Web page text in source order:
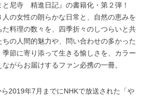
と尼寺 精進日記』の書籍化・第２弾！
の女性の朗らかな日常と、自然の恵みを
料理の数々を、四季折々のしつらいと共
の人間的魅力や、問い合わせの多かった
節に寄り添って生きる愉しさを、カラー
がらお届けするファン必携の一冊。
2019年7月までにNHKで放送された「や